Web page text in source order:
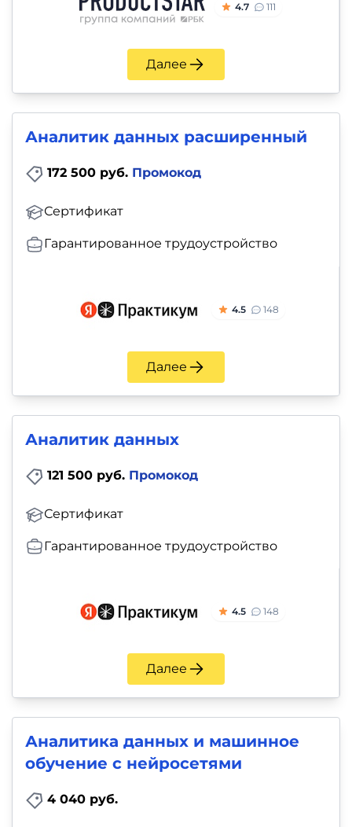
4.7 111
Далее
Аналитик данных расширенный
172 500 руб. Промокод
Сертификат
Гарантированное трудоустройство
4.5 148
Далее
Аналитик данных
121 500 руб. Промокод
Сертификат
Гарантированное трудоустройство
4.5 148
Далее
Аналитика данных и машинное
обучение с нейросетями
4 040 руб.